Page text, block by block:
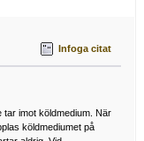
Infoga citat
imot köldmedium. När
köldmediumet på